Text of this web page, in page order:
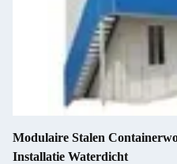
Modulaire Stalen
Installatie Waterdicht